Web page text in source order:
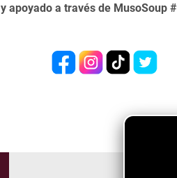
apoyado a través de MusoSoup